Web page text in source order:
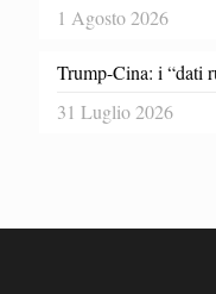
1 Agosto 2026
Trump-Cina: i “dati
31 Luglio 2026